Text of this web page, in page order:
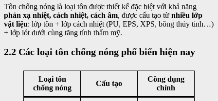
Tôn chống nóng là loại tôn được thiết kế đặc biệt với khả năng
phản xạ nhiệt, cách nhiệt, cách âm, được cấu tạo từ nhiều lớp
vật liệu: lớp tôn + lớp cách nhiệt (PU, EPS, XPS, bông thủy tinh…)
+ lớp lót dưới cùng tăng tính thẩm mỹ.
2.2 Các loại tôn chống nóng phổ biến hiện nay
Loại tôn
chống nóng
Cấu tạo
Công dụng
chính